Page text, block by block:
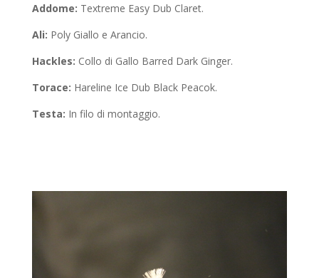
Addome: Textreme Easy Dub Claret.
Ali: Poly Giallo e Arancio.
Hackles: Collo di Gallo Barred Dark Ginger.
Torace: Hareline Ice Dub Black Peacok.
Testa: In filo di montaggio.